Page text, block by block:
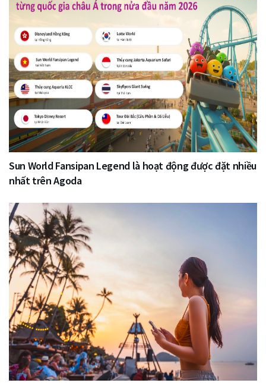
Sun World Fansipan Legend là hoạt động được đặt nhiều
nhất trên Agoda